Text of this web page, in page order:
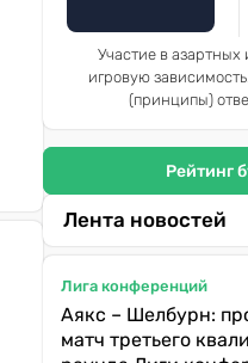
Участие в азартных
игровую
(принципы)
Рейтинг
Лента новостей
Лига конференций
Аякс – Шелбурн:
матч третьего